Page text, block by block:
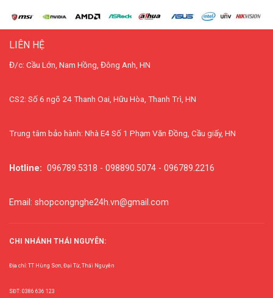
LIÊN HỆ
Đ/c: Cầu Lớn, Nam Hồng, Đông Anh, HN
CS2: Số 6 ngõ 24 Thanh Oai, Hữu Hòa, Thanh Trì, HN
Trung tâm bảo hành: Nhà E4 Số 1 Phạm Văn Đồng, Cầu giấy, HN
Hotline: 096789.5318 - 098890.5074 - 096789.2216
Email: shopcongnghe24h.vn@gmail.com
CHI NHÁNH THÁI NGUYÊN:
Địa chỉ: TT Hùng Sơn, Đại Từ, Thái Nguyên
SĐT: 0386 636 123